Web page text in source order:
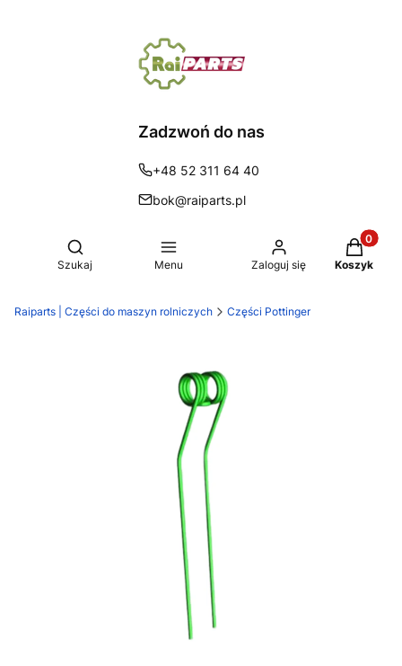
Zadzwoń do nas
+48 52 311 64 40
bok@raiparts.pl
Otwórz wyszukiwarkę
Szukaj Menu Zaloguj się Koszyk
Raiparts | Części do maszyn rolniczych Części Pottinger